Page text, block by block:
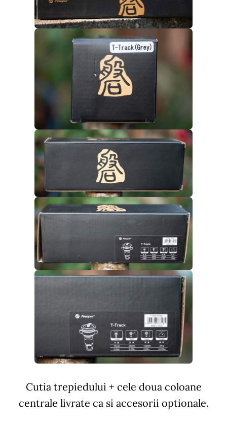
Cutia trepiedului + cele doua coloane
centrale livrate ca si accesorii optionale.